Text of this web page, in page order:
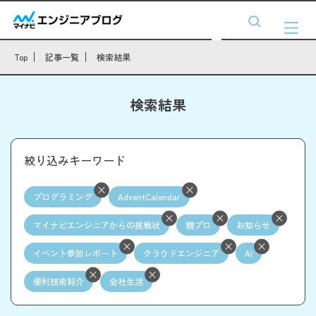
Top 記事一覧 検索結果
検索結果
絞り込みキーワード
プログラミング AdventCalendar
マイナビエンジニアからの挑戦状 競プロ お知らせ
イベント参加レポート クラウドエンジニア AI
便利技術紹介 会社生活